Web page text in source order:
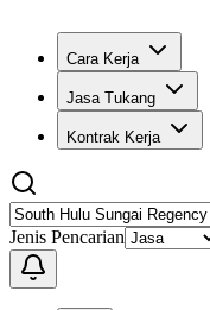
Cara Kerja
Jasa Tukang
Kontrak Kerja
Jenis Pencarian